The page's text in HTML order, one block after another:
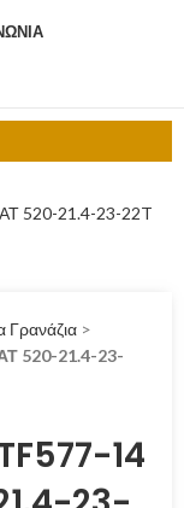
Γρανάζια >
520-21.4-23-
14